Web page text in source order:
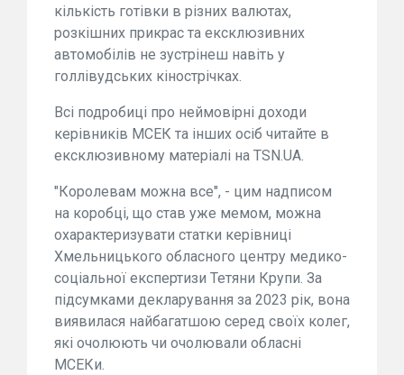
кількість готівки в різних валютах,
розкішних прикрас та ексклюзивних
автомобілів не зустрінеш навіть у
голлівудських кінострічках.
Всі подробиці про неймовірні доходи
керівників МСЕК та інших осіб читайте в
ексклюзивному матеріалі на TSN.UA.
"Королевам можна все", - цим надписом
на коробці, що став уже мемом, можна
охарактеризувати статки керівниці
Хмельницького обласного центру медико-
соціальної експертизи Тетяни Крупи. За
підсумками декларування за 2023 рік, вона
виявилася найбагатшою серед своїх колег,
які очолюють чи очолювали обласні
МСЕКи.